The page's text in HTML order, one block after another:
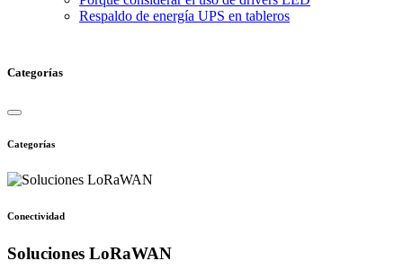
Respaldo de energía UPS en tableros
Categorías
Categorías
Conectividad
Soluciones LoRaWAN